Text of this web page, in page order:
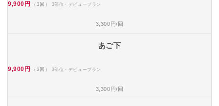
9,900円 （3回） 3部位・デビュープラン
3,300円/回
あご下
9,900円 （3回） 3部位・デビュープラン
3,300円/回